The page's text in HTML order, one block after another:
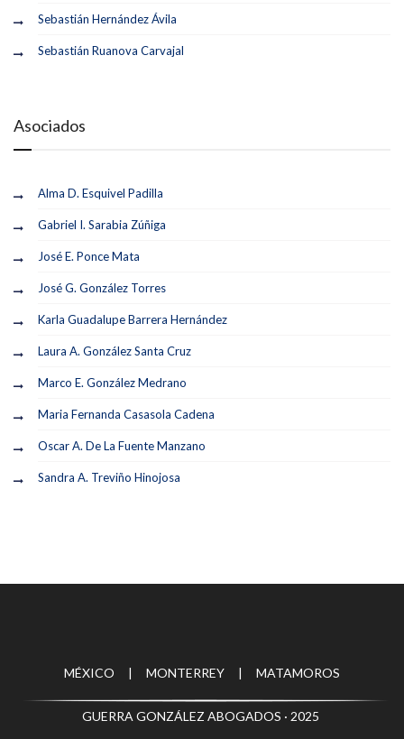
Sebastián Hernández Ávila
Sebastián Ruanova Carvajal
Asociados
Alma D. Esquivel Padilla
Gabriel I. Sarabia Zúñiga
José E. Ponce Mata
José G. González Torres
Karla Guadalupe Barrera Hernández
Laura A. González Santa Cruz
Marco E. González Medrano
Maria Fernanda Casasola Cadena
Oscar A. De La Fuente Manzano
Sandra A. Treviño Hinojosa
MÉXICO | MONTERREY | MATAMOROS
GUERRA GONZÁLEZ ABOGADOS · 2025